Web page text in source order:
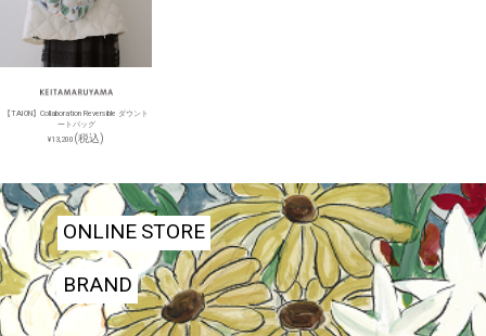
【TAION】Collaboration Reversible ダウント
ートバッグ
¥13,200 (税込)
ONLINE STORE
BRAND